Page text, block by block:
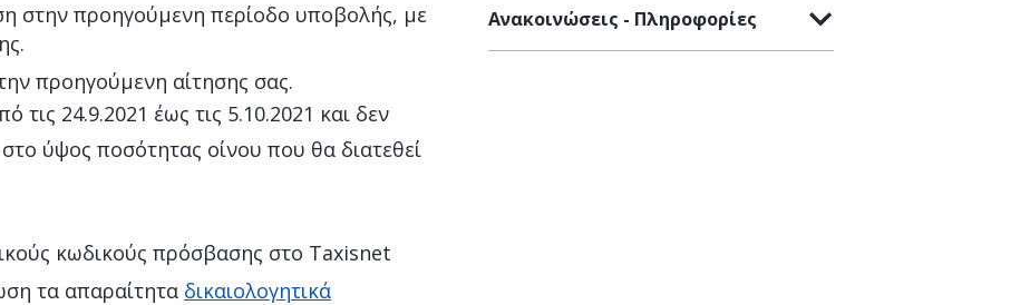
στην προηγούμενη περίοδο υποβολής, με
προηγούμενη αίτησης σας.
τις 24.9.2021 έως τις 5.10.2021 και δεν
ύψος ποσότητας οίνου που θα διατεθεί
κωδικούς πρόσβασης στο Taxisnet
τα απαραίτητα δικαιολογητικά
Ανακοινώσεις - Πληροφορίες